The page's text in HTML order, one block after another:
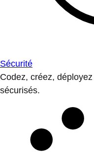
Sécurité
Codez, créez,
sécurisés.